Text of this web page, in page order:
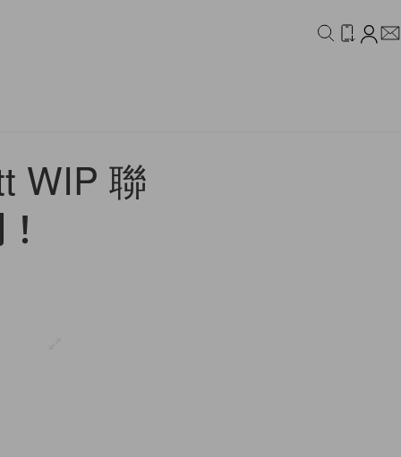
WIP 聯